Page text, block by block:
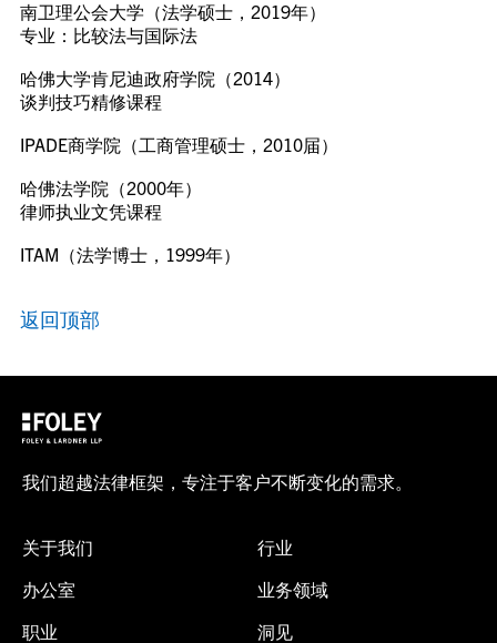
南卫理公会大学（法学硕士，2019年）
专业：比较法与国际法
哈佛大学肯尼迪政府学院（2014）
谈判技巧精修课程
IPADE商学院（工商管理硕士，2010届）
哈佛法学院（2000年）
律师执业文凭课程
ITAM（法学博士，1999年）
返回顶部
我们超越法律框架，专注于客户不断变化的需求。
关于我们
办公室
职业
行业
业务领域
洞见